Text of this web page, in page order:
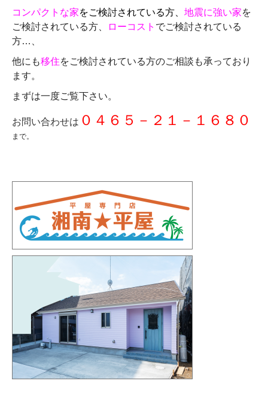
コンパクトな家をご検討されている方、 地震に強い家を
ご検討されている方、
ローコスト でご検討されている
方…、
他にも移住をご検討されている方のご相談も承っており
ます。
まずは一度ご覧下さい。
お問い合わせは ０４６５－２１－１６８０
まで。